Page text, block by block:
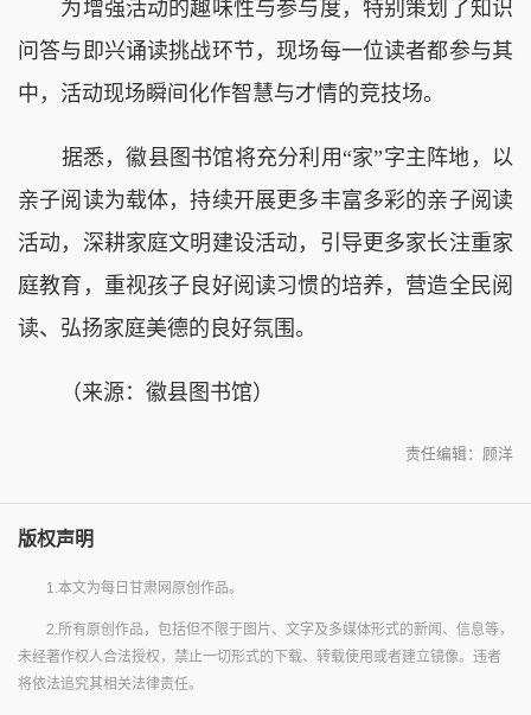
为增强活动的趣味性与参与度，特别策划了知识
问答与即兴诵读挑战环节，现场每一位读者都参与其
中，活动现场瞬间化作智慧与才情的竞技场。
据悉，徽县图书馆将充分利用“家”字主阵地，以
亲子阅读为载体，持续开展更多丰富多彩的亲子阅读
活动，深耕家庭文明建设活动，引导更多家长注重家
庭教育，重视孩子良好阅读习惯的培养，营造全民阅
读、弘扬家庭美德的良好氛围。
（来源：徽县图书馆）
责任编辑：顾洋
版权声明
1.本文为每日甘肃网原创作品。
2.所有原创作品，包括但不限于图片、文字及多媒体形式的新闻、信息等，
未经著作权人合法授权，禁止一切形式的下载、转载使用或者建立镜像。违者
将依法追究其相关法律责任。